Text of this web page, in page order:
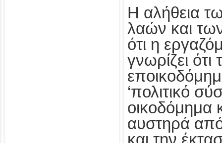
Η αλήθεια
λαών και
ότι η
γνωρίζει ότι
‘πολιτικό
οικοδόμημα
αυστηρά